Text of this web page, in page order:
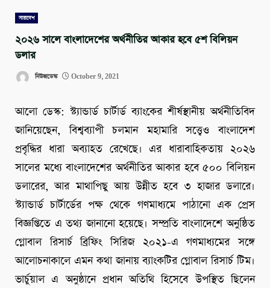
সারাদেশ
২০২৬ সালে বাংলাদেশের অর্থনীতির আকার হবে ৫শ বিলিয়ন
ডলার
নিউজডেস্ক October 9, 2021
আলো ডেস্ক: স্ট্যান্ডার্ড চার্টার্ড ব্যাংকের শীর্ষস্থানীয় অর্থনীতিবিদ
জানিয়েছেন, বিশ্বব্যাপী চলমান মহামারি সত্ত্বেও বাংলাদেশ
প্রবৃদ্ধির ধারা অব্যাহত রেখেছে। এর ধারাবাহিকতায় ২০২৬
সালের মধ্যে বাংলাদেশের অর্থনীতির আকার হবে ৫০০ বিলিয়ন
ডলারের, আর মাথাপিছু আয় উন্নীত হবে ৩ হাজার ডলারে।
স্ট্যান্ডার্ড চার্টার্ডের পক্ষ থেকে গণমাধ্যমে পাঠানো এক প্রেস
বিজ্ঞপ্তিতে এ তথ্য জানানো হয়েছে। সম্প্রতি বাংলাদেশে অনুষ্ঠিত
গ্লোবাল রিসার্চ ব্রিফিং সিরিজ ২০২১-এ গণমাধ্যমের সঙ্গে
আলোচনাকালে এমন কথা জানায় ব্যাংকটির গ্লোবাল রিসার্চ টিম।
ভার্চুয়াল এ অনুষ্ঠানে প্রধান অতিথি হিসেবে উপস্থিত ছিলেন